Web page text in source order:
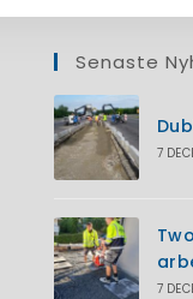
Senaste
7
7